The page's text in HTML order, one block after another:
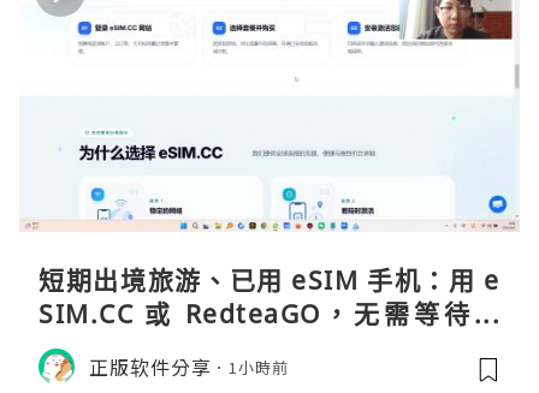
短期出境旅游、已用 eSIM 手机：用 e
SIM.CC 或 RedteaGO，无需等待收
货。需要“当地号码 + 通话短信”（如
打车、外卖、客户联络）：优先 Redt
正版软件分享 1小時前